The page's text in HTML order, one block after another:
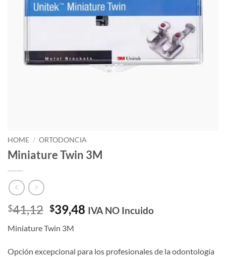
HOME / ORTODONCIA
Miniature Twin 3M
$41,12 Original
price
was:
$41,12.
$39,48 Current
$39,48.
IVA NO Incuido
Miniature Twin 3M
Opción excepcional para los profesionales de la odontología